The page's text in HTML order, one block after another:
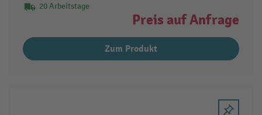
20 Arbeitstage
Preis auf Anfrage
Zum Produkt